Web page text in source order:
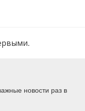
новости раз в